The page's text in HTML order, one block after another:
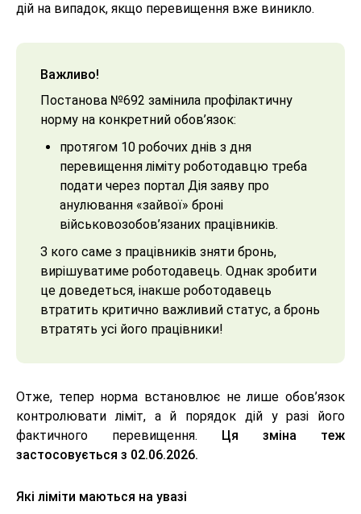
дій на випадок, якщо перевищення вже виникло.
Важливо!
Постанова №692 замінила профілактичну
норму на конкретний обов’язок:
протягом 10 робочих днів з дня
перевищення ліміту роботодавцю треба
подати через портал Дія заяву про
анулювання «зайвої» броні
військовозобов’язаних працівників.
З кого саме з працівників зняти бронь,
вирішуватиме роботодавець. Однак зробити
це доведеться, інакше роботодавець
втратить критично важливий статус, а бронь
втратять усі його працівники!
Отже, тепер норма встановлює не лише обов’язок
контролювати ліміт, а й порядок дій у разі його
фактичного перевищення. Ця зміна теж
застосовується з 02.06.2026.
Які ліміти маються на увазі